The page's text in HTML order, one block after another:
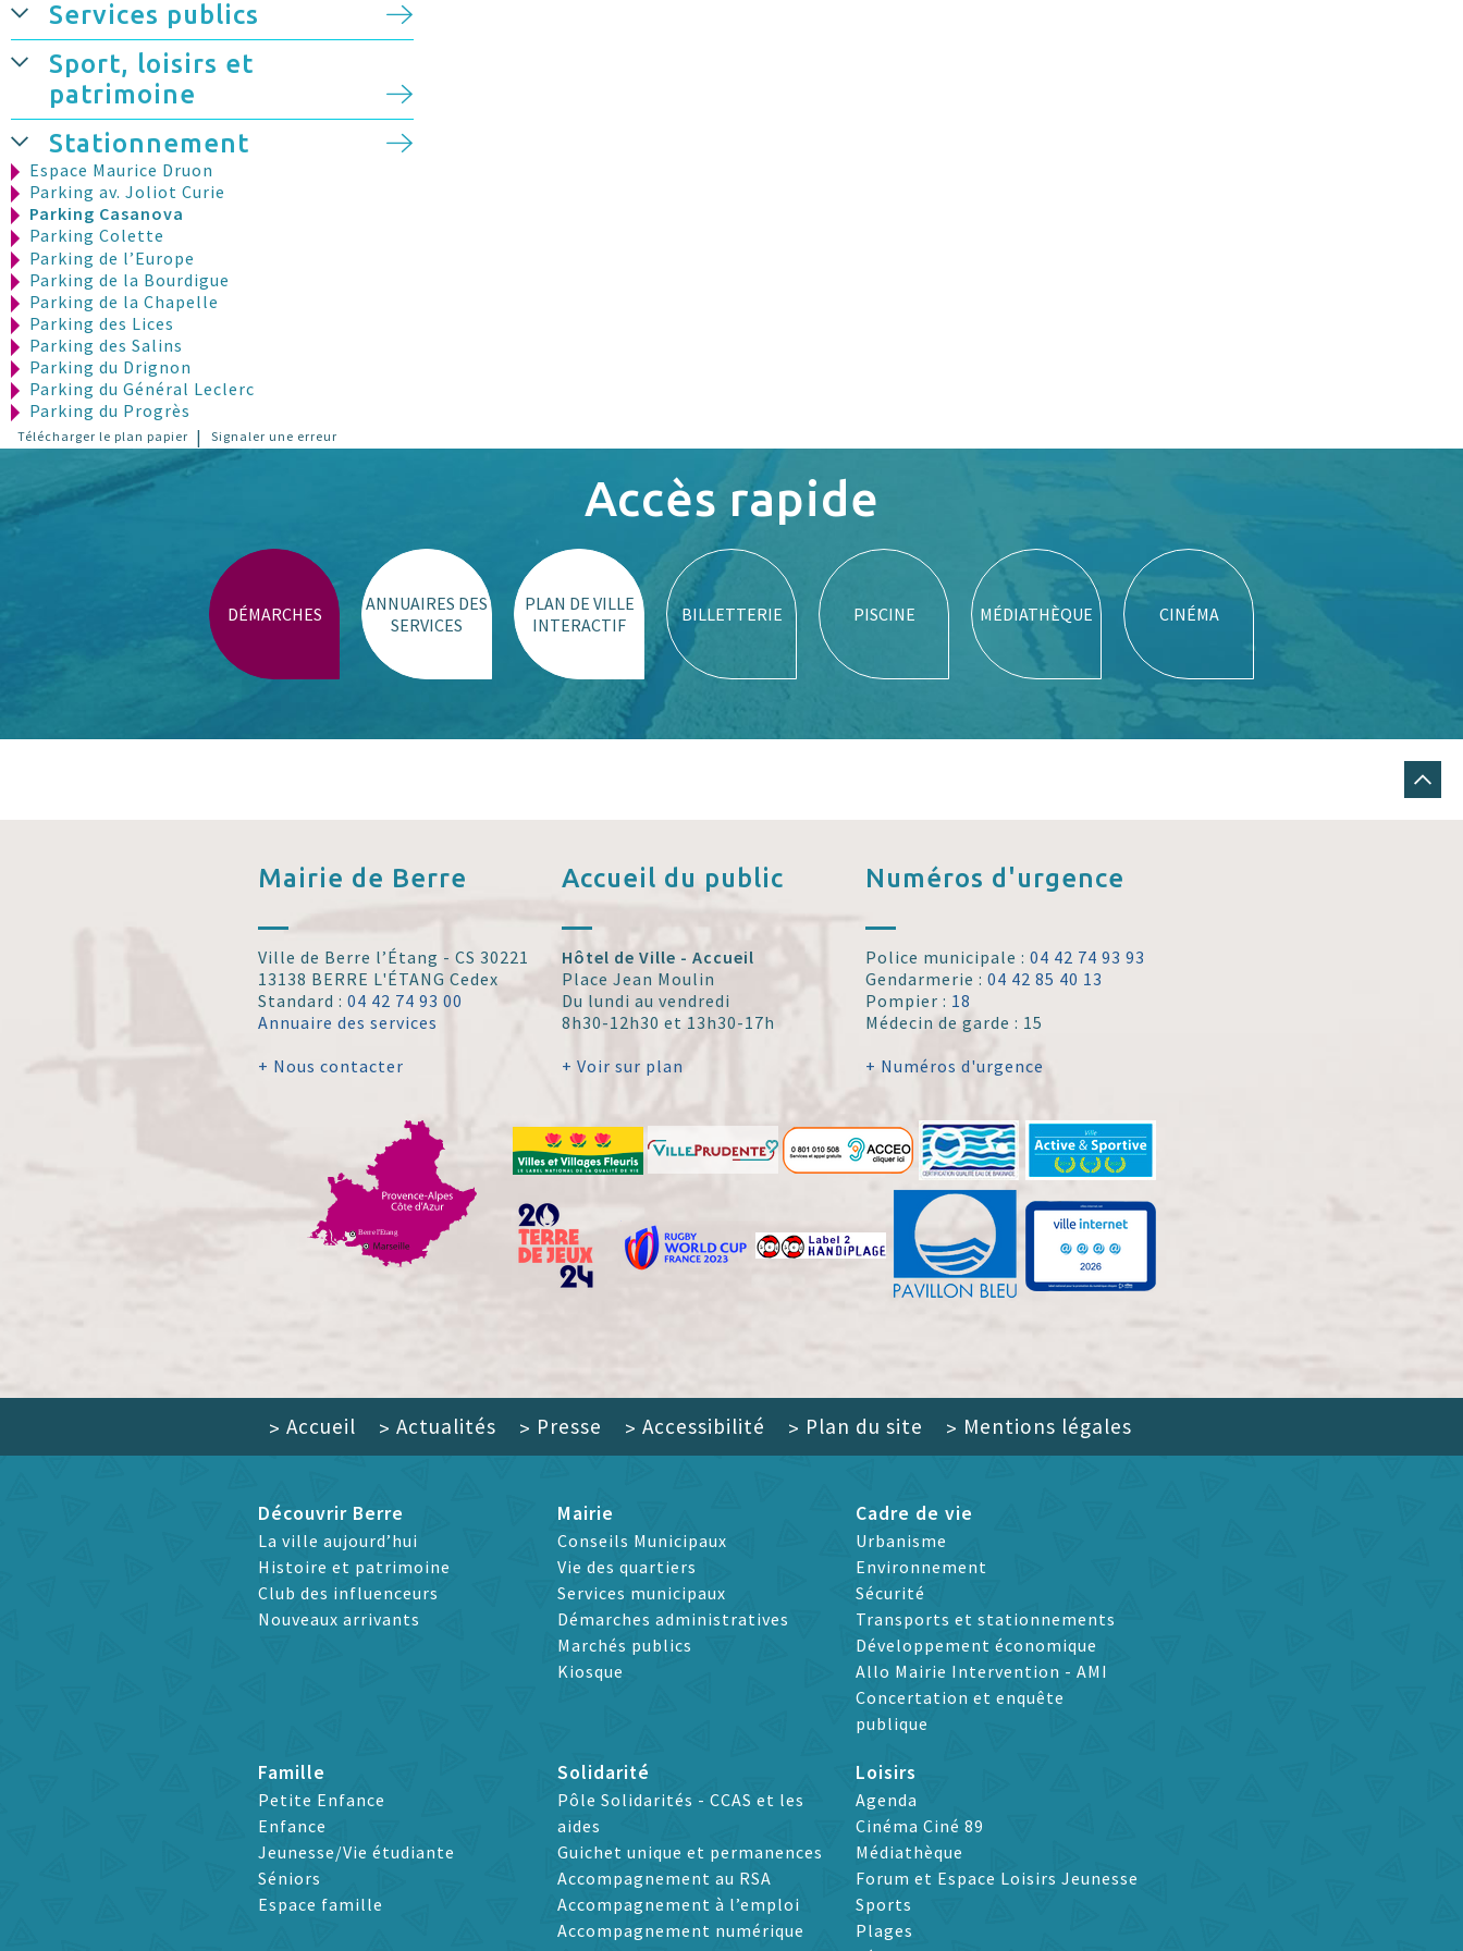
Services publics
Sport, loisirs et
patrimoine
Stationnement
Espace Maurice Druon
Parking av. Joliot Curie
Parking Casanova
Parking Colette
Parking de l’Europe
Parking de la Bourdigue
Parking de la Chapelle
Parking des Lices
Parking des Salins
Parking du Drignon
Parking du Général Leclerc
Parking du Progrès
Parking Lazare Ponticelli
Parking Mirabeau
Parking piscine C. Jouve
Parking stade de Gordes
Télécharger le plan papier | Signaler une erreur
Accès rapide
DÉMARCHES
ANNUAIRES DES
SERVICES
PLAN DE VILLE
INTERACTIF
BILLETTERIE PISCINE MÉDIATHÈQUE CINÉMA
Mairie de Berre
Ville de Berre l’Étang - CS 30221
13138 BERRE L'ÉTANG Cedex
Standard :04 42 74 93 00
Annuaire des services
+ Nous contacter
Accueil du public
Hôtel de Ville - Accueil
Place Jean Moulin
Du lundi au vendredi
8h30-12h30 et 13h30-17h
+ Voir sur plan
Numéros d'urgence
Police municipale :04 42 74 93 93
Gendarmerie :04 42 85 40 13
Pompier : 18
Médecin de garde : 15
+ Numéros d'urgence
> Accueil > Actualités > Presse > Accessibilité > Plan du site > Mentions légales
Découvrir Berre
La ville aujourd’hui
Histoire et patrimoine
Club des influenceurs
Nouveaux arrivants
Mairie
Conseils Municipaux
Vie des quartiers
Services municipaux
Démarches administratives
Marchés publics
Kiosque
Cadre de vie
Urbanisme
Environnement
Sécurité
Transports et stationnements
Développement économique
Allo Mairie Intervention - AMI
Concertation et enquête
publique
Famille
Petite Enfance
Enfance
Jeunesse/Vie étudiante
Séniors
Espace famille
Solidarité
Pôle Solidarités - CCAS et les
aides
Guichet unique et permanences
Accompagnement au RSA
Accompagnement à l’emploi
Accompagnement numérique
Loisirs
Agenda
Cinéma Ciné 89
Médiathèque
Forum et Espace Loisirs Jeunesse
Sports
Plages